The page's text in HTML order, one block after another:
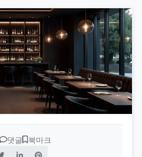
댓글 북마크